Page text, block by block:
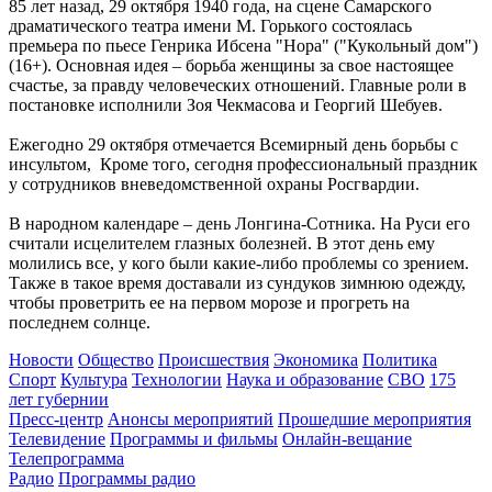
Есть погибшие: в Ставропольском районе столкнулись две
моторные лодки
08.08.2026 | 20:33
Вячеслав Федорищев – в топ-3 губернаторов по количеству
подписчиков в "МАКСе"
08.08.2026 | 20:01
Состав ХК ЦСК ВВС пополнили два нападающих
08.08.2026 | 19:39
Вячеслав Федорищев: "В Самарской области сильные,
спортивные и талантливые люди"
08.08.2026 | 19:11
8 августа самарские "Крылья Советов" на домашнем стадионе
уступили "Балтике"
08.08.2026 | 18:41
Вячеслав Федорищев: "У нас очень сильная федерация
прыжков на батуте"
08.08.2026 | 17:57
Самарцев приглашают на бесплатные тренировки 9 августа
08.08.2026 | 17:38
8 августа в Самаре косят траву на 20-ти улицах
08.08.2026 | 17:08
Школы Самарской области перейдут на обновленную
программу с 1 сентября
08.08.2026 | 16:39
85 лет назад, 29 октября 1940 года, на сцене Самарского
драматического театра имени М. Горького состоялась
премьера по пьесе Генрика Ибсена "Нора" ("Кукольный дом")
(16+). Основная идея – борьба женщины за свое настоящее
счастье, за правду человеческих отношений. Главные роли в
постановке исполнили Зоя Чекмасова и Георгий Шебуев.
Ежегодно 29 октября отмечается Всемирный день борьбы с
инсультом, Кроме того, сегодня профессиональный праздник
у сотрудников вневедомственной охраны Росгвардии.
В народном календаре – день Лонгина-Сотника. На Руси его
считали исцелителем глазных болезней. В этот день ему
молились все, у кого были какие-либо проблемы со зрением.
Также в такое время доставали из сундуков зимнюю одежду,
чтобы проветрить ее на первом морозе и прогреть на
последнем солнце.
Новости Общество Происшествия Экономика Политика
Спорт Культура Технологии Наука и образование СВО 175
лет губернии
Пресс-центр Анонсы мероприятий Прошедшие мероприятия
Телевидение Программы и фильмы Онлайн-вещание
Телепрограмма
Радио Программы радио